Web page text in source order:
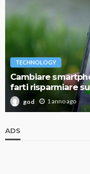
TECHNOLOGY
Cambiare
farti risparmiare
god 1 anno ago
ADS